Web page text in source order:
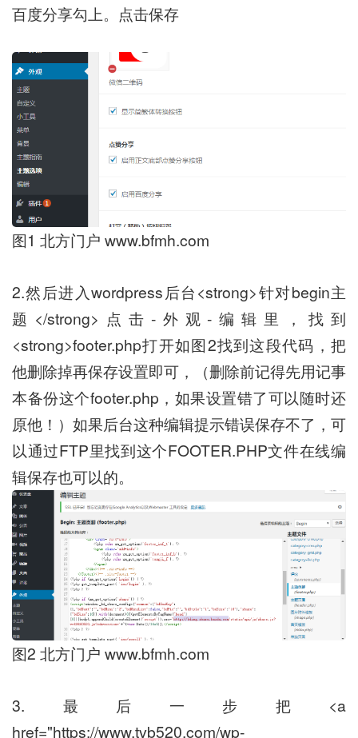
百度分享勾上。点击保存
图1 北方门户 www.bfmh.com
2.然后进入wordpress后台<strong>针对begin主
题</strong>点击-外观-编辑里，找到
<strong>footer.php打开如图2找到这段代码，把
他删除掉再保存设置即可，（删除前记得先用记事
本备份这个footer.php，如果设置错了可以随时还
原他！）如果后台这种编辑提示错误保存不了，可
以通过FTP里找到这个FOOTER.PHP文件在线编
辑保存也可以的。
图2 北方门户 www.bfmh.com
3.最后一步把<a
href="https://www.tvb520.com/wp-